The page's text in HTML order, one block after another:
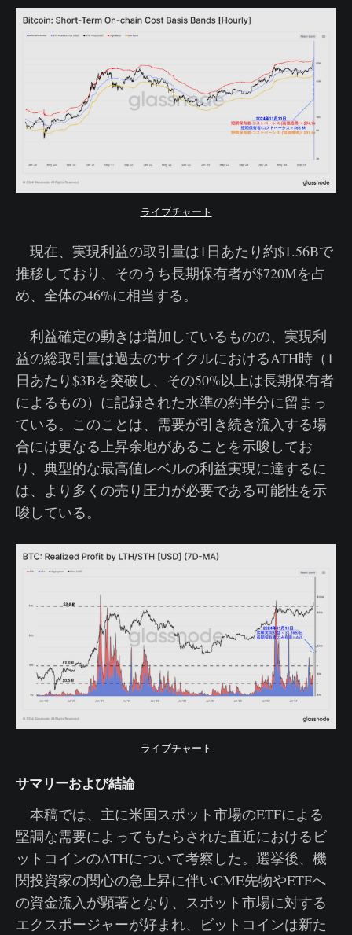
ライブチャート
現在、実現利益の取引量は1日あたり約$1.56Bで
推移しており、そのうち長期保有者が$720Mを占
め、全体の46%に相当する。
利益確定の動きは増加しているものの、実現利
益の総取引量は過去のサイクルにおけるATH時（1
日あたり$3Bを突破し、その50%以上は長期保有者
によるもの）に記録された水準の約半分に留まっ
ている。このことは、需要が引き続き流入する場
合には更なる上昇余地があることを示唆してお
り、典型的な最高値レベルの利益実現に達するに
は、より多くの売り圧力が必要である可能性を示
唆している。
ライブチャート
サマリーおよび結論
本稿では、主に米国スポット市場のETFによる
堅調な需要によってもたらされた直近におけるビ
ットコインのATHについて考察した。選挙後、機
関投資家の関心の急上昇に伴いCME先物やETFへ
の資金流入が顕著となり、スポット市場に対する
エクスポージャーが好まれ、ビットコインは新た